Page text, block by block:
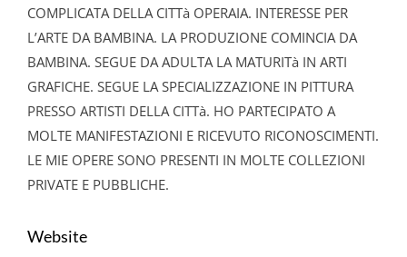
COMPLICATA DELLA CITTà OPERAIA. INTERESSE PER
L’ARTE DA BAMBINA. LA PRODUZIONE COMINCIA DA
BAMBINA. SEGUE DA ADULTA LA MATURITà IN ARTI
GRAFICHE. SEGUE LA SPECIALIZZAZIONE IN PITTURA
PRESSO ARTISTI DELLA CITTà. HO PARTECIPATO A
MOLTE MANIFESTAZIONI E RICEVUTO RICONOSCIMENTI.
LE MIE OPERE SONO PRESENTI IN MOLTE COLLEZIONI
PRIVATE E PUBBLICHE.
Website